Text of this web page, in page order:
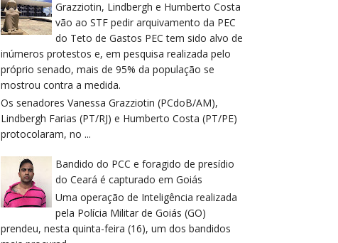
Grazziotin, Lindbergh e Humberto Costa
vão ao STF pedir arquivamento da PEC
do Teto de Gastos PEC tem sido alvo de
inúmeros protestos e, em pesquisa realizada pelo
próprio senado, mais de 95% da população se
mostrou contra a medida.
Os senadores Vanessa Grazziotin (PCdoB/AM),
Lindbergh Farias (PT/RJ) e Humberto Costa (PT/PE)
protocolaram, no ...
Bandido do PCC e foragido de presídio
do Ceará é capturado em Goiás
Uma operação de Inteligência realizada
pela Polícia Militar de Goiás (GO)
prendeu, nesta quinta-feira (16), um dos bandidos